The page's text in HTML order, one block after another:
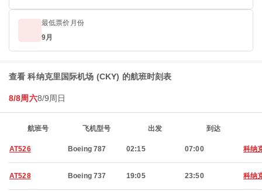
最低票价月份
9月
查看 科纳克里国际机场 (CKY) 的航班时刻表
8/8周六8/9周日
航班号 飞机型号 出发 到达
AT526 Boeing 787 02:15 07:00 科纳
AT528 Boeing 737 19:05 23:50 科纳